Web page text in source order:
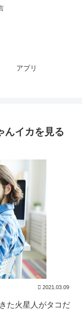
アプリ
んイカを見る
2021.03.09
た火星人がタコだ